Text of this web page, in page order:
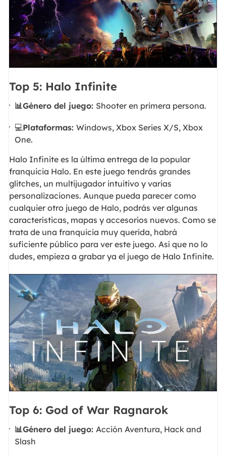
Top 5: Halo Infinite
📊Género del juego: Shooter en primera persona.
💻Plataformas:Windows, Xbox Series X/S, Xbox
One.
Halo Infinite es la última entrega de la popular
franquicia Halo. En este juego tendrás grandes
glitches, un multijugador intuitivo y varias
personalizaciones. Aunque pueda parecer como
cualquier otro juego de Halo, podrás ver algunas
características, mapas y accesorios nuevos. Como se
trata de una franquicia muy querida, habrá
suficiente público para ver este juego. Así que no lo
dudes, empieza a grabar ya el juego de Halo Infinite.
Top 6: God of War Ragnarok
📊Género del juego:Acción Aventura, Hack and
Slash